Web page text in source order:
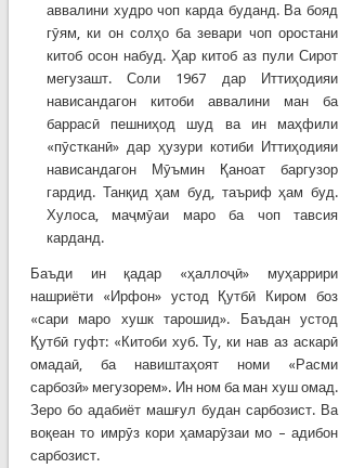
аввалини худро чоп карда буданд. Ва бояд
гӯям, ки он солҳо ба зевари чоп оростани
китоб осон набуд. Ҳар китоб аз пули Сирот
мегузашт. Соли 1967 дар Иттиҳодияи
нависандагон китоби аввалини ман ба
баррасӣ пешниҳод шуд ва ин маҳфили
«пӯстканӣ» дар ҳузури котиби Иттиҳодияи
нависандагон Мӯъмин Қаноат баргузор
гардид. Танқид ҳам буд, таъриф ҳам буд.
Хулоса, маҷмӯаи маро ба чоп тавсия
карданд.
Баъди ин қадар «ҳаллоҷӣ» муҳаррири
нашриёти «Ирфон» устод Қутбӣ Киром боз
«сари маро хушк тарошид». Баъдан устод
Қутбӣ гуфт: «Китоби хуб. Ту, ки нав аз аскарӣ
омадаӣ, ба навиштаҳоят номи «Расми
сарбозӣ» мегузорем». Ин ном ба ман хуш омад.
Зеро бо адабиёт машғул будан сарбозист. Ва
воқеан то имрӯз кори ҳамарӯзаи мо – адибон
сарбозист.